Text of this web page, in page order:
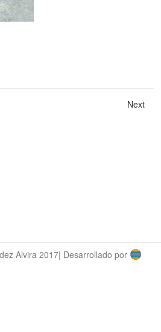
Next
Alvira 2017| Desarrollado por